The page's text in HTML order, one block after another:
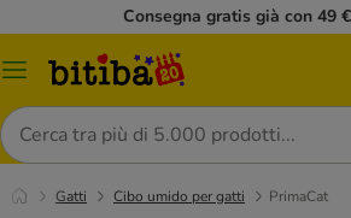
Consegna gratis già con 49
Overview
Cerca
Gatti Cibo umido per gatti PrimaCat